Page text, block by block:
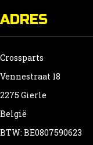
ADRES
Crossparts
Vennestraat 18
2275 Gierle
België
BTW: BE0807590623